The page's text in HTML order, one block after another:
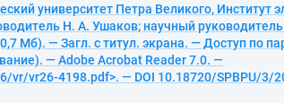
университет Петра Великого, Институт
Н. А. Ушаков; научный
Мб). — Загл. с титул. экрана. — Доступ по
— Adobe Acrobat Reader 7.0. —
vr/vr26-4198.pdf>. — DOI 10.18720/SPBPU/3/